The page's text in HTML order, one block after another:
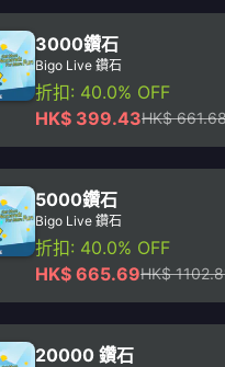
3000鑽石
Bigo Live 鑽石
折扣: 40.0% OFF
HK$ 399.43HK$
5000鑽石
Bigo Live 鑽石
折扣: 40.0% OFF
HK$ 665.69HK$
20000 鑽石